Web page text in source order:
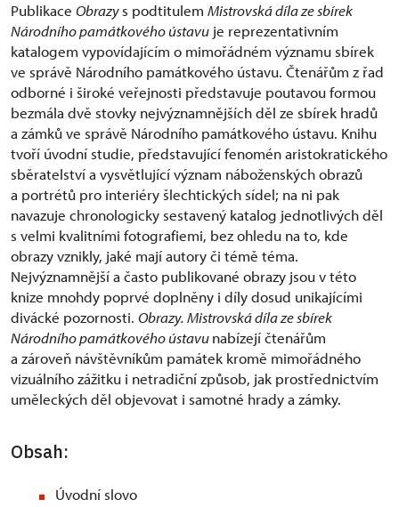
Publikace Obrazys podtitulem Mistrovská díla ze sbírek
Národního památkového ústavu je reprezentativním
katalogem vypovídajícím o mimořádném významu sbírek
ve správě Národního památkového ústavu. Čtenářům z řad
odborné i široké veřejnosti představuje poutavou formou
bezmála dvě stovky nejvýznamnějších děl ze sbírek hradů
a zámků ve správě Národního památkového ústavu. Knihu
tvoří úvodní studie, představující fenomén aristokratického
sběratelství a vysvětlující význam náboženských obrazů
a portrétů pro interiéry šlechtických sídel; na ni pak
navazuje chronologicky sestavený katalog jednotlivých děl
s velmi kvalitními fotografiemi, bez ohledu na to, kde
obrazy vznikly, jaké mají autory či témě téma.
Nejvýznamnější a často publikované obrazy jsou v této
knize mnohdy poprvé doplněny i díly dosud unikajícími
divácké pozornosti. Obrazy. Mistrovská díla ze sbírek
Národního památkového ústavunabízejí čtenářům
a zároveň návštěvníkům památek kromě mimořádného
vizuálního zážitku i netradiční způsob, jak prostřednictvím
uměleckých děl objevovat i samotné hrady a zámky.
Obsah:
Úvodní slovo